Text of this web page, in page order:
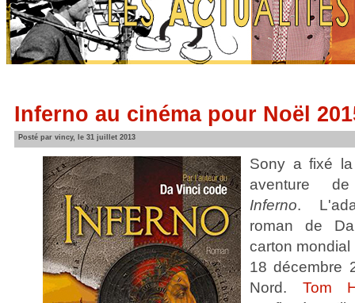
Inferno au cinéma pour Noël
Posté par vincy, le 31 juillet 2013
Sony a fixé
aventure
Inferno.
roman de
carton mondial
18 décembre
Nord. Tom